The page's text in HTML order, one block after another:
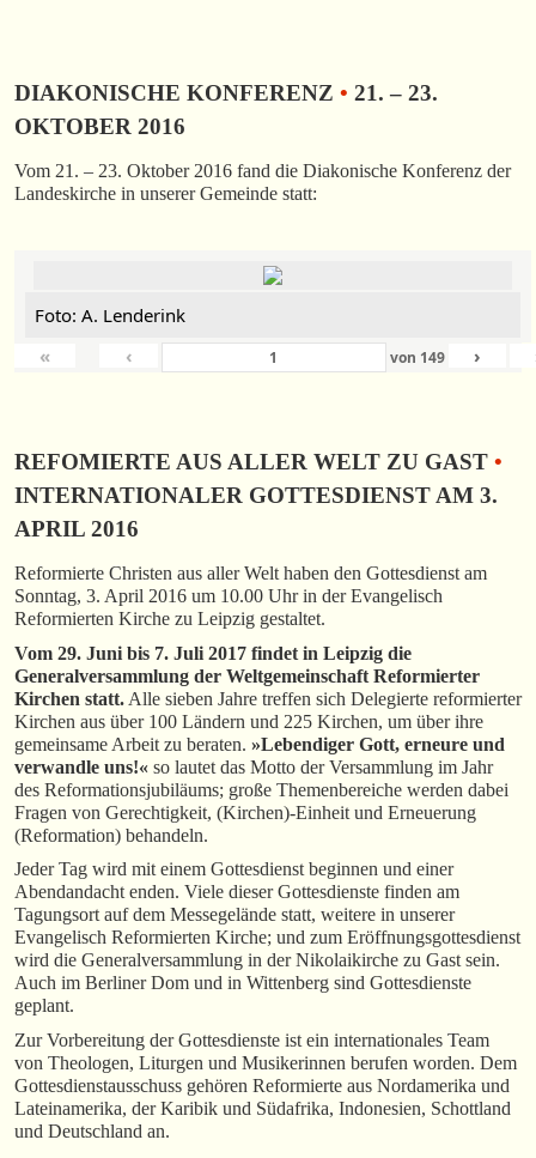
DIAKONISCHE KONFERENZ • 21. – 23.
OKTOBER 2016
Vom 21. – 23. Oktober 2016 fand die Diakonische Konferenz der
Landeskirche in unserer Gemeinde statt:
Foto: A. Lenderink
«
‹ von 149 ›
REFOMIERTE AUS ALLER WELT ZU GAST •
INTERNATIONALER GOTTESDIENST AM 3.
APRIL 2016
Reformierte Christen aus aller Welt haben den Gottesdienst am
Sonntag, 3. April 2016 um 10.00 Uhr in der Evangelisch
Reformierten Kirche zu Leipzig gestaltet.
Vom 29. Juni bis 7. Juli 2017 findet in Leipzig die
Generalversammlung der Weltgemeinschaft Reformierter
Kirchen statt. Alle sieben Jahre treffen sich Delegierte reformierter
Kirchen aus über 100 Ländern und 225 Kirchen, um über ihre
gemeinsame Arbeit zu beraten. »Lebendiger Gott, erneure und
verwandle uns!« so lautet das Motto der Versammlung im Jahr
des Reformationsjubiläums; große Themenbereiche werden dabei
Fragen von Gerechtigkeit, (Kirchen)-Einheit und Erneuerung
(Reformation) behandeln.
Jeder Tag wird mit einem Gottesdienst beginnen und einer
Abendandacht enden. Viele dieser Gottesdienste finden am
Tagungsort auf dem Messegelände statt, weitere in unserer
Evangelisch Reformierten Kirche; und zum Eröffnungsgottesdienst
wird die Generalversammlung in der Nikolaikirche zu Gast sein.
Auch im Berliner Dom und in Wittenberg sind Gottesdienste
geplant.
Zur Vorbereitung der Gottesdienste ist ein internationales Team
von Theologen, Liturgen und Musikerinnen berufen worden. Dem
Gottesdienstausschuss gehören Reformierte aus Nordamerika und
Lateinamerika, der Karibik und Südafrika, Indonesien, Schottland
und Deutschland an.